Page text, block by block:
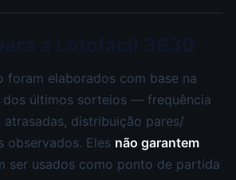
foram elaborados com base na
dos últimos sorteios — frequência
atrasadas, distribuição pares/
observados. Eles não garantem
ser usados como ponto de partida